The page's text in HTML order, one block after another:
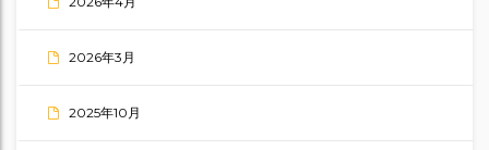
2026年3月
2025年10月